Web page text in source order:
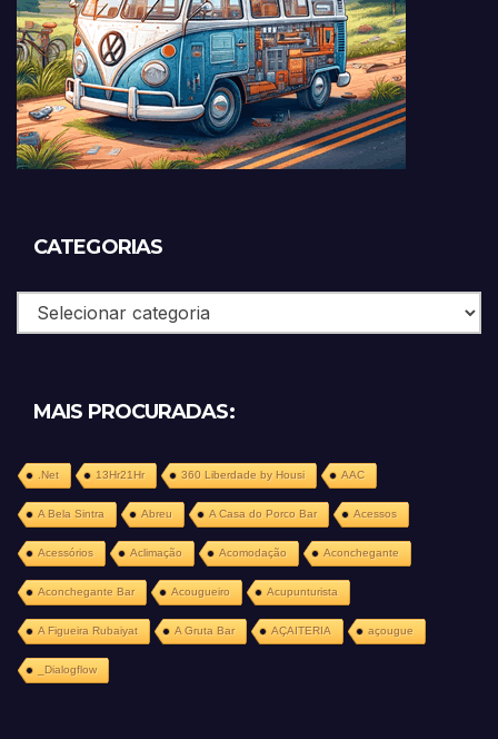
CATEGORIAS
Categorias
MAIS PROCURADAS:
.Net 13Hr21Hr 360 Liberdade by Housi AAC
A Bela Sintra Abreu A Casa do Porco Bar Acessos
Acessórios Aclimação Acomodação Aconchegante
Aconchegante Bar Acougueiro Acupunturista
A Figueira Rubaiyat A Gruta Bar AÇAITERIA açougue
_Dialogflow